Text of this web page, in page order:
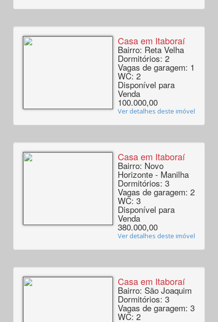
Casa em Itaboraí
Bairro: Reta Velha
Dormitórios: 2
Vagas de garagem: 1
WC: 2
Disponível para
Venda
100.000,00
Ver detalhes deste imóvel
Casa em Itaboraí
Bairro: Novo
Horizonte - Manilha
Dormitórios: 3
Vagas de garagem: 2
WC: 3
Disponível para
Venda
380.000,00
Ver detalhes deste imóvel
Casa em Itaboraí
Bairro: São Joaquim
Dormitórios: 3
Vagas de garagem: 3
WC: 2